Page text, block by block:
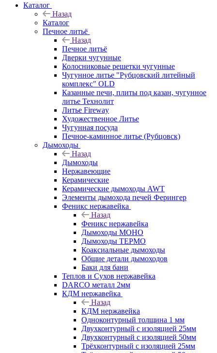
Каталог
Назад
Каталог
Печное литьё
Назад
Печное литьё
Дверки чугунные
Колосниковые решетки чугунные
Чугунное литье "Рубцовский литейный
комплекс" OLD
Казанные печи, плиты под казан, чугунное
литье Технолит
Литье Fireway
Художественное Литье
Чугунная посуда
Печное-каминное литье (Рубцовск)
Дымоходы
Назад
Дымоходы
Нержавеющие
Керамические
Керамические дымоходы AWT
Элементы дымохода печей Ферингер
Феникс нержавейка
Назад
Феникс нержавейка
Дымоходы МОНО
Дымоходы ТЕРМО
Коаксиальные дымоходы
Общие детали дымоходов
Баки для бани
Теплов и Сухов нержавейка
DARCO металл 2мм
КДМ нержавейка
Назад
КДМ нержавейка
Одноконтурный толщина 1 мм
Двухконтурный с изоляцией 25мм
Двухконтурный с изоляцией 50мм
Трёхконтурный с изоляцией 25мм